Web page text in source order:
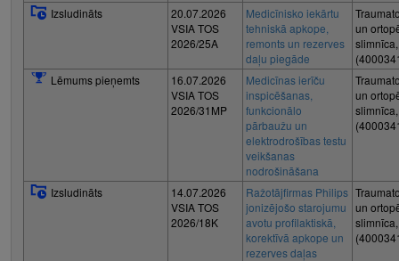
Izsludināts
20.07.2026
VSIA TOS
2026/25A
Medicīnisko iekārtu
tehniskā apkope,
remonts un rezerves
daļu piegāde
un
Lēmums pieņemts
16.07.2026
VSIA TOS
2026/31MP
Medicīnas ierīču
inspicēšanas,
funkcionālo
pārbaužu un
elektrodrošības testu
veikšanas
nodrošināšana
un
Izsludināts
14.07.2026
VSIA TOS
2026/18K
Ražotājfirmas Philips
jonizējošo starojumu
avotu profilaktiskā,
korektīvā apkope un
rezerves daļas
un